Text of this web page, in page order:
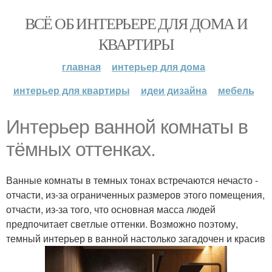
ВСЁ ОБ ИНТЕРЬЕРЕ ДЛЯ ДОМА И
КВАРТИРЫ
главная
интерьер для дома
интерьер для квартиры
идеи дизайна мебель
Интерьер ванной комнаты в
тёмных оттенках.
Ванные комнаты в темных тонах встречаются нечасто -
отчасти, из-за ограниченных размеров этого помещения,
отчасти, из-за того, что основная масса людей
предпочитает светлые оттенки. Возможно поэтому,
темный интерьер в ванной настолько загадочен и красив